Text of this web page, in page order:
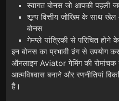
स्वागत बोनस जो आपकी पहली
शून्य वित्तीय जोखिम के साथ
बोनस
गेमप्ले यांत्रिकी से परिचित होने
इन बोनस का प्रभावी ढंग से उपयोग
ऑनलाइन Aviator गेमिंग की
आत्मविश्वास बनाने और रणनीतियां
है।